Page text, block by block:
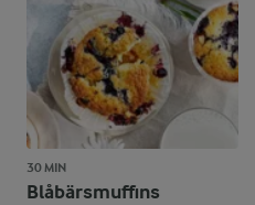
30 MIN
Blåbärsmuffins